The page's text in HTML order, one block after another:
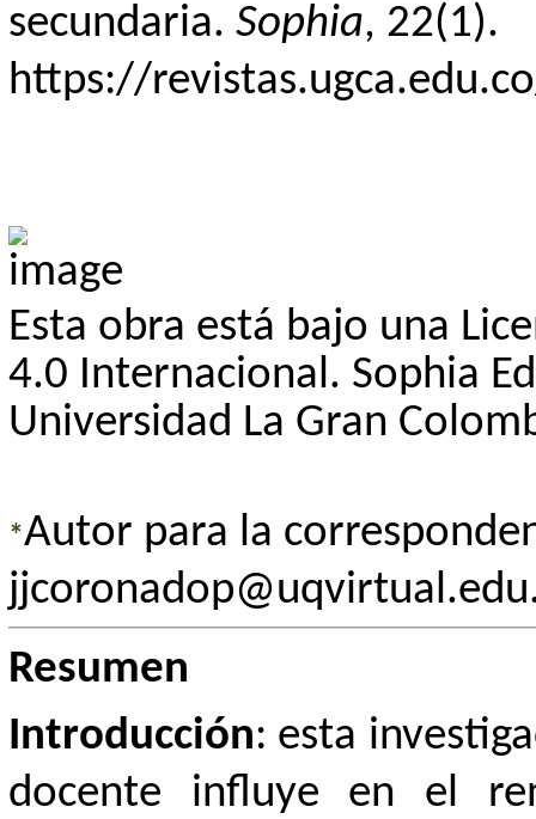
secundaria. Sophia, 22(1).
https://
Esta obra está bajo una
4.0 Internacional. Sophia
Universidad La Gran
*Autor para la
Resumen
Introducción: esta
docente influye en el